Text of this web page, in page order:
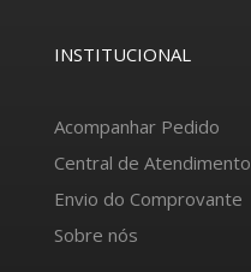
INSTITUCIONAL
Acompanhar Pedido
Central de Atendimento
Envio do Comprovante
Sobre nós